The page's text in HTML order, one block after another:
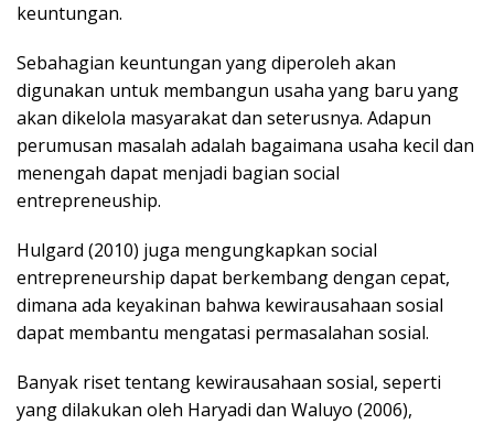
keuntungan.
Sebahagian keuntungan yang diperoleh akan
digunakan untuk membangun usaha yang baru yang
akan dikelola masyarakat dan seterusnya. Adapun
perumusan masalah adalah bagaimana usaha kecil dan
menengah dapat menjadi bagian social
entrepreneuship.
Hulgard (2010) juga mengungkapkan social
entrepreneurship dapat berkembang dengan cepat,
dimana ada keyakinan bahwa kewirausahaan sosial
dapat membantu mengatasi permasalahan sosial.
Banyak riset tentang kewirausahaan sosial, seperti
yang dilakukan oleh Haryadi dan Waluyo (2006),